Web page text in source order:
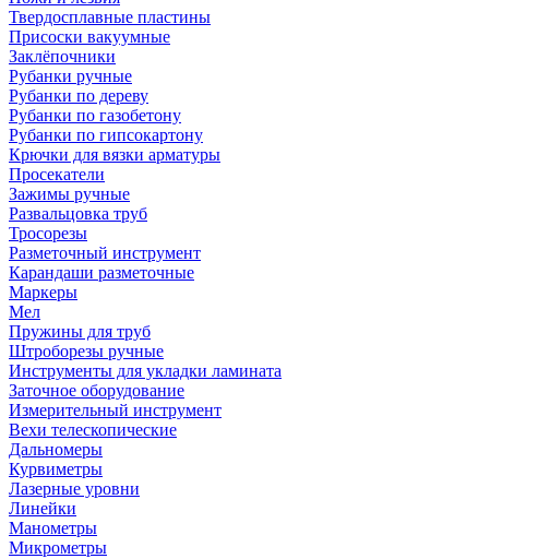
Твердосплавные пластины
Присоски вакуумные
Заклёпочники
Рубанки ручные
Рубанки по дереву
Рубанки по газобетону
Рубанки по гипсокартону
Крючки для вязки арматуры
Просекатели
Зажимы ручные
Развальцовка труб
Тросорезы
Разметочный инструмент
Карандаши разметочные
Маркеры
Мел
Пружины для труб
Штроборезы ручные
Инструменты для укладки ламината
Заточное оборудование
Измерительный инструмент
Вехи телескопические
Дальномеры
Курвиметры
Лазерные уровни
Линейки
Манометры
Микрометры